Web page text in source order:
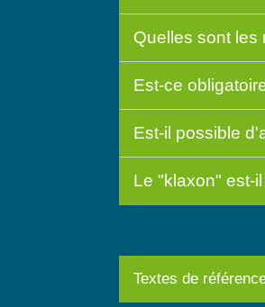
Quelles sont les
Est-ce
Est-il possible
Le "klaxon" est-
Textes de